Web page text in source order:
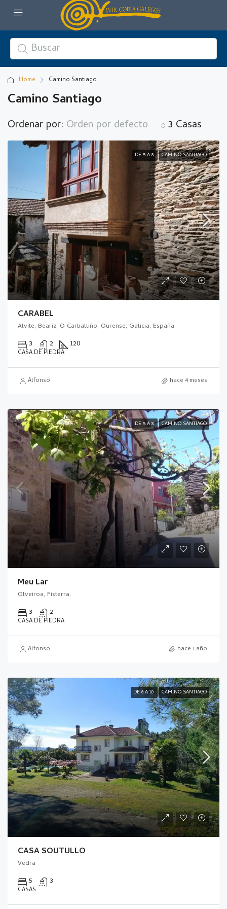
Home Camino Santiago
Camino Santiago
3 Casas
Ordenar por: Orden por defecto
DE 5 A 8 CAMINO SANTIAGO
CARABEL
Alvite, Beariz, O Carballiño, Ourense, Galicia, España
3 2 120
CASA DE PIEDRA
Alfonso hace 4 meses
DE 5 A 8 CAMINO SANTIAGO
Meu Lar
Olveiroa, Fisterra,
3 2
CASA DE PIEDRA
Alfonso hace 1 año
DE 8 A 10 CAMINO SANTIAGO
CASA SOUTULLO
Vedra
5 3
CASAS